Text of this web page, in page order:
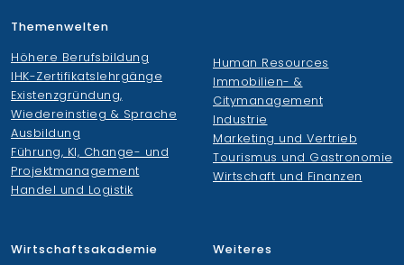
Themenwelten
Höhere Berufsbildung
IHK-Zertifikatslehrgänge
Existenzgründung,
Wiedereinstieg & Sprache
Ausbildung
Führung, KI, Change- und
Projektmanagement
Handel und Logistik
Human Resources
Immobilien- &
Citymanagement
Industrie
Marketing und Vertrieb
Tourismus und Gastronomie
Wirtschaft und Finanzen
Wirtschaftsakademie
Weiteres